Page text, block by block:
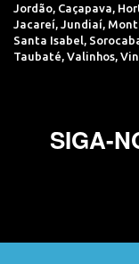
Jordão, Caçapava,
Jacareí, Jundiaí,
Santa Isabel,
Taubaté, Valinhos,
SIGA-